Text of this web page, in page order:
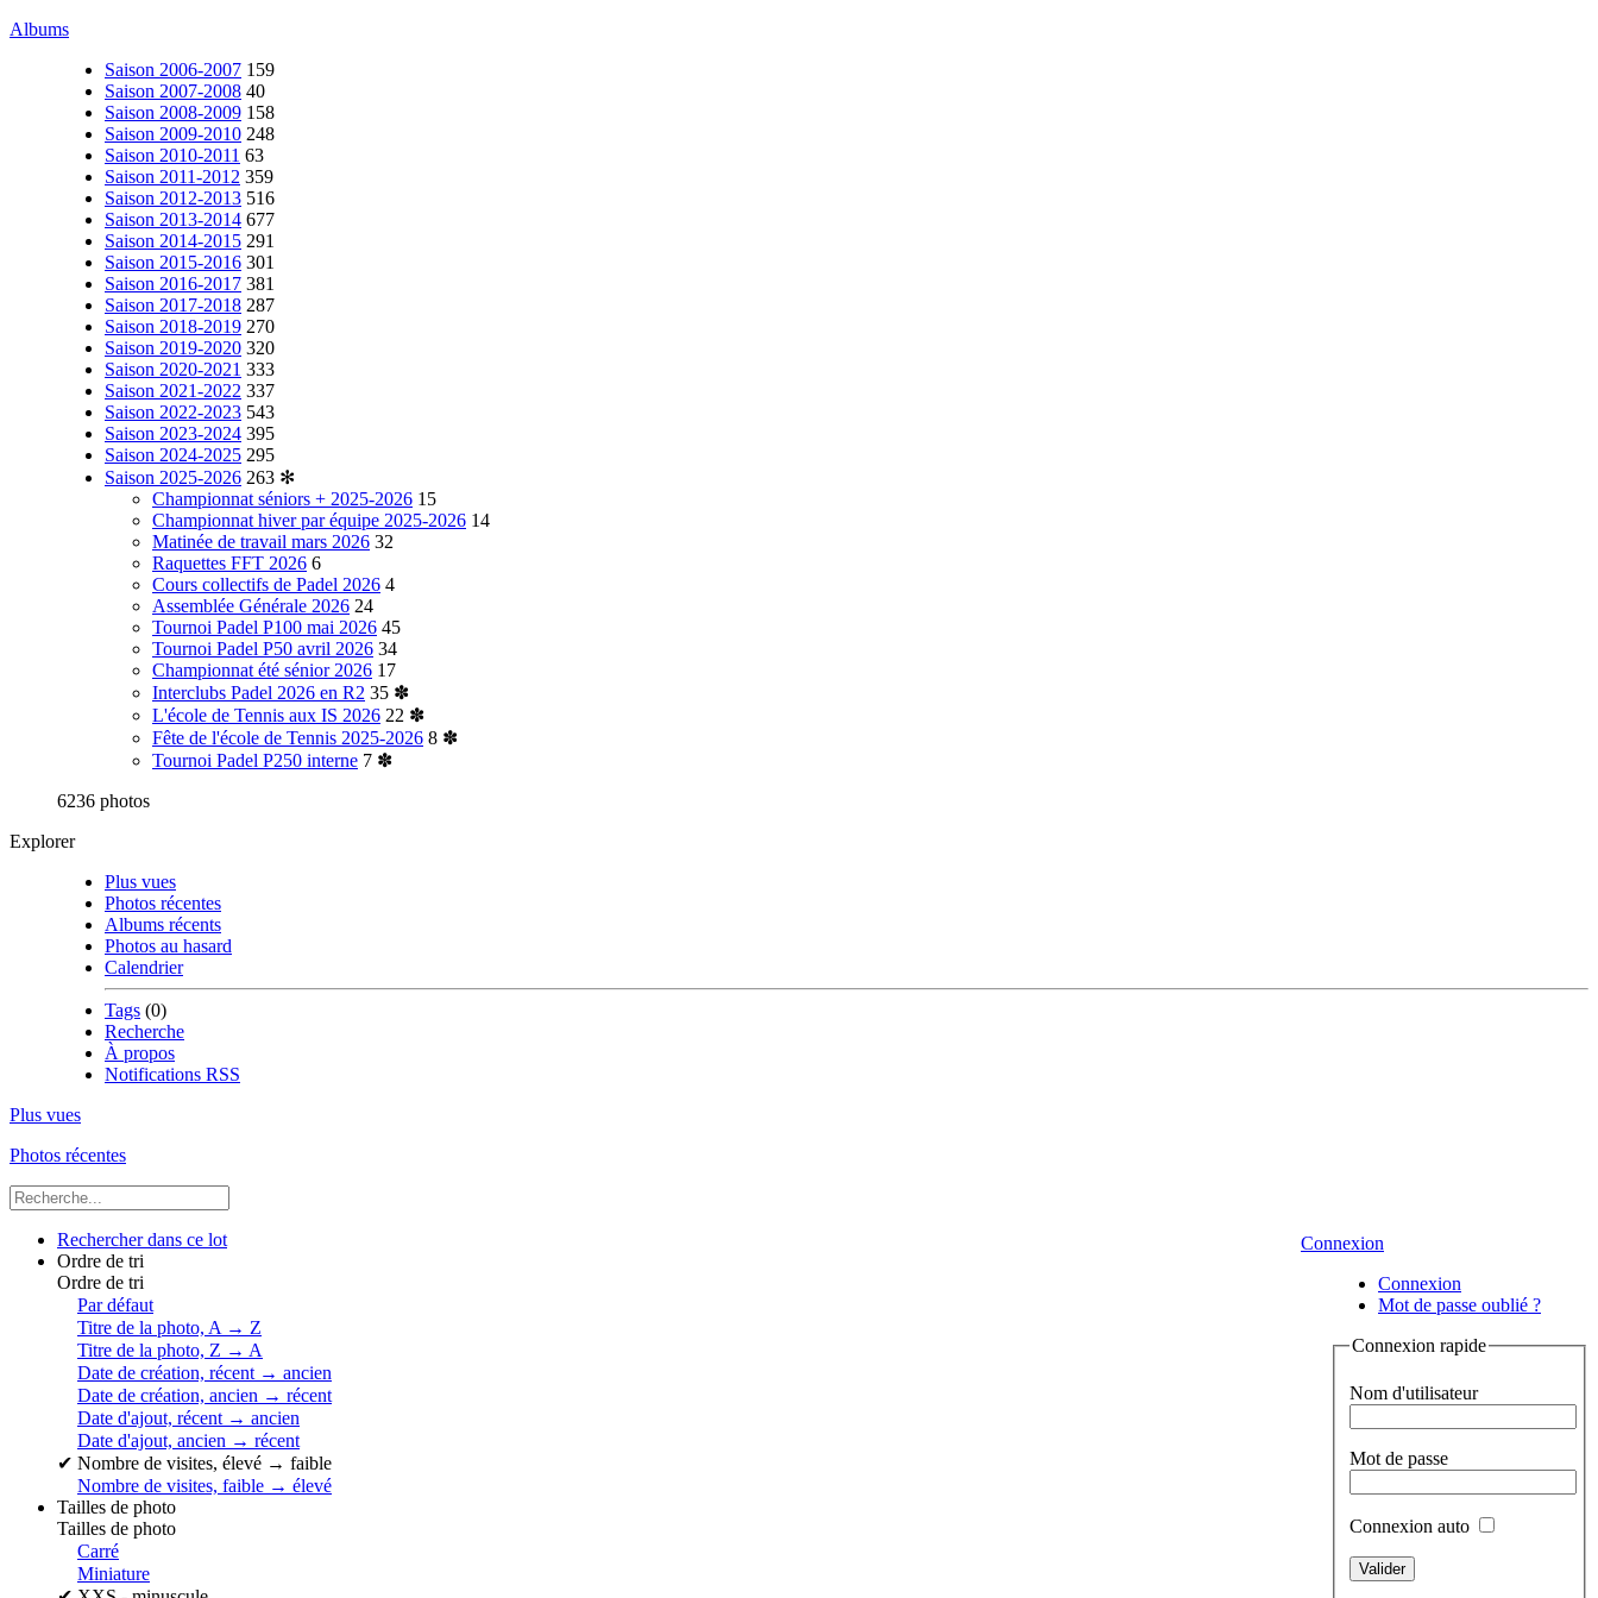
Albums
Saison 2006-2007 159
Saison 2007-2008 40
Saison 2008-2009 158
Saison 2009-2010 248
Saison 2010-2011 63
Saison 2011-2012 359
Saison 2012-2013 516
Saison 2013-2014 677
Saison 2014-2015 291
Saison 2015-2016 301
Saison 2016-2017 381
Saison 2017-2018 287
Saison 2018-2019 270
Saison 2019-2020 320
Saison 2020-2021 333
Saison 2021-2022 337
Saison 2022-2023 543
Saison 2023-2024 395
Saison 2024-2025 295
Saison 2025-2026 263 ✻
Championnat séniors + 2025-2026 15
Championnat hiver par équipe 2025-2026 14
Matinée de travail mars 2026 32
Raquettes FFT 2026 6
Cours collectifs de Padel 2026 4
Assemblée Générale 2026 24
Tournoi Padel P100 mai 2026 45
Tournoi Padel P50 avril 2026 34
Championnat été sénior 2026 17
Interclubs Padel 2026 en R2 35 ✽
L'école de Tennis aux IS 2026 22 ✽
Fête de l'école de Tennis 2025-2026 8 ✽
Tournoi Padel P250 interne 7 ✽
6236 photos
Explorer
Plus vues
Photos récentes
Albums récents
Photos au hasard
Calendrier
Tags (0)
Recherche
À propos
Notifications RSS
Plus vues
Photos récentes
Connexion
Connexion
Mot de passe oublié ?
Connexion rapide
Nom d'utilisateur
Mot de passe
Connexion auto
Rechercher dans ce lot
Ordre de tri
Ordre de tri
Par défaut
Titre de la photo, A → Z
Titre de la photo, Z → A
Date de création, récent → ancien
Date de création, ancien → récent
Date d'ajout, récent → ancien
Date d'ajout, ancien → récent
✔ Nombre de visites, élevé → faible
Nombre de visites, faible → élevé
Tailles de photo
Tailles de photo
Carré
Miniature